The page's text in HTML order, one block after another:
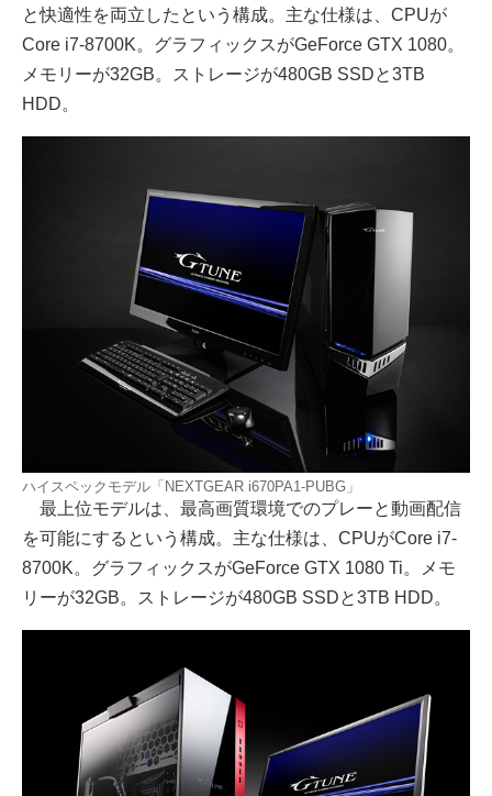
と快適性を両立したという構成。主な仕様は、CPUが
Core i7-8700K。グラフィックスがGeForce GTX 1080。
メモリーが32GB。ストレージが480GB SSDと3TB
HDD。
ハイスペックモデル「NEXTGEAR i670PA1-PUBG」
最上位モデルは、最高画質環境でのプレーと動画配信
を可能にするという構成。主な仕様は、CPUがCore i7-
8700K。グラフィックスがGeForce GTX 1080 Ti。メモ
リーが32GB。ストレージが480GB SSDと3TB HDD。